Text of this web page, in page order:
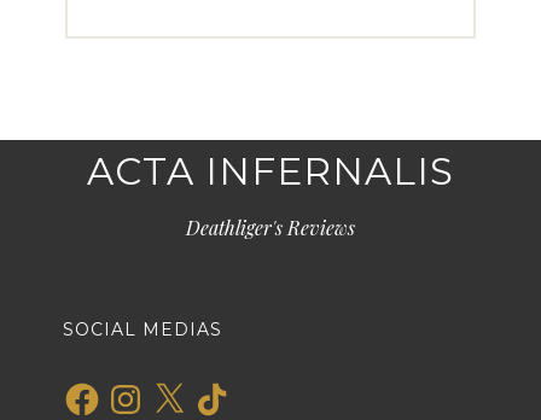
ACTA INFERNALIS
Deathliger's Reviews
SOCIAL MEDIAS
FacebookInstagram
X TikTok